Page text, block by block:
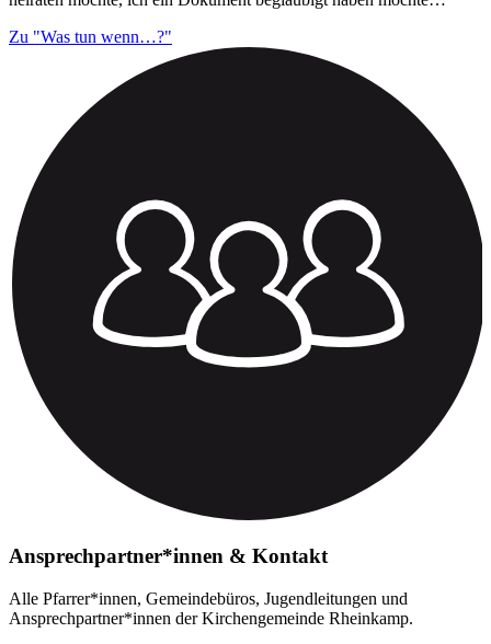
Zu "Was tun wenn…?"
Ansprechpartner*innen & Kontakt
Alle Pfarrer*innen, Gemeindebüros, Jugendleitungen und
Ansprechpartner*innen der Kirchengemeinde Rheinkamp.